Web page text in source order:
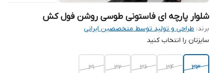
شلوار پارچه ای فاستونی طوسی روشن فول کش
برند: طراحی و تولید توسط متخصصین ایرانی
سایزتان را انتخاب کنید
33
34
36
32
31